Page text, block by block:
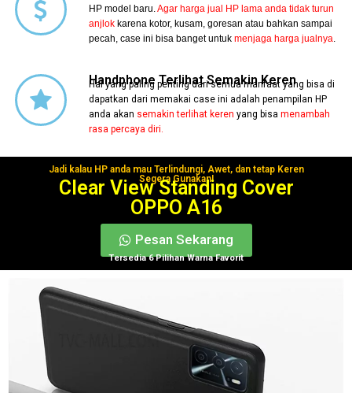
HP model baru.Agar harga jual HP lama anda tidak turun
anjlok karena kotor, kusam, goresan atau bahkan sampai
pecah, case ini bisa banget untukmenjaga harga jualnya.
Handphone Terlihat Semakin Keren
Hal yang paling penting dari semua manfaat yang bisa di
dapatkan dari memakai case ini adalah penampilan HP
anda akan semakin terlihat keren yang bisamenambah
rasa percaya diri.
Jadi kalau HP anda mau Terlindungi, Awet, dan tetap Keren
Segera Gunakan!
Clear View Standing Cover
OPPO A16
Pesan Sekarang
Tersedia 6 Pilihan Warna Favorit